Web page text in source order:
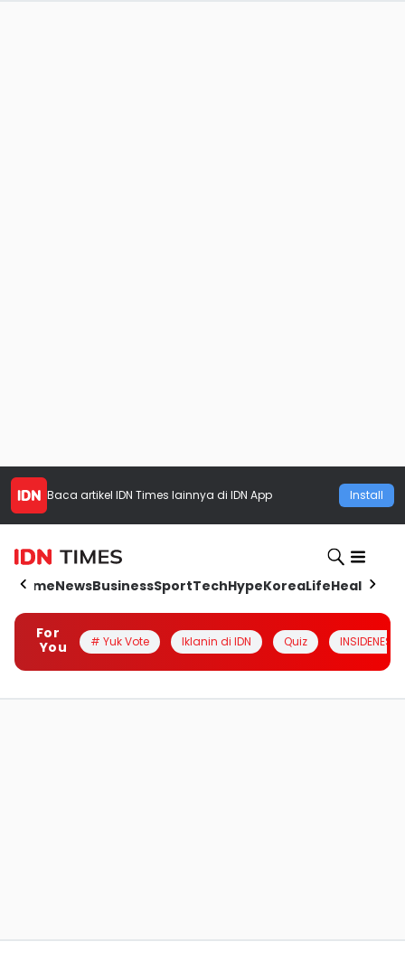
Baca artikel IDN Times lainnya di IDN App Install
HomeNewsBusinessSportTechHypeKoreaLifeHealth
For
You
# Yuk Vote Iklanin di IDN Quiz INSIDENESIA